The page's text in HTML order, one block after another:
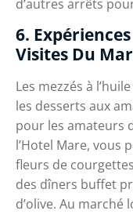
d’autres arrêts
6.
Visites Du
Les mezzés à
les desserts aux
pour les amateurs
l’Hotel Mare, vous
fleurs de
des dîners buffet
d’olive. Au marché